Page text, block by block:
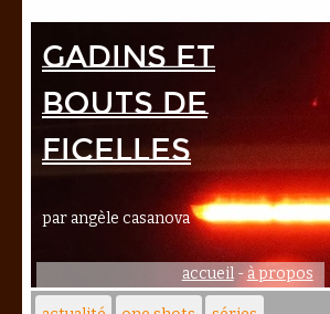
Gadins et
bouts de
ficelles
par angèle casanova
accueil-à propos